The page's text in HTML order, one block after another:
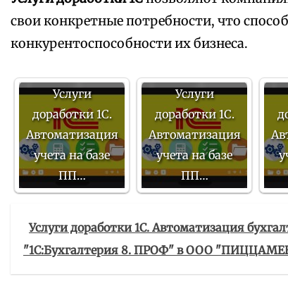
свои конкретные потребности, что
конкурентоспособности их бизнеса.
Услуги
доработки 1С.
Автоматизация
учета на базе
ПП…
Услуги
доработки 1С.
Автоматизация
учета на базе
ПП…
Услуги доработки 1С. Автоматизация
"1С:Бухгалтерия 8. ПРОФ" в ООО